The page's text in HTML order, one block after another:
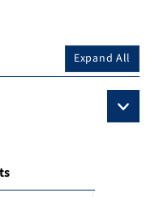
Expand All